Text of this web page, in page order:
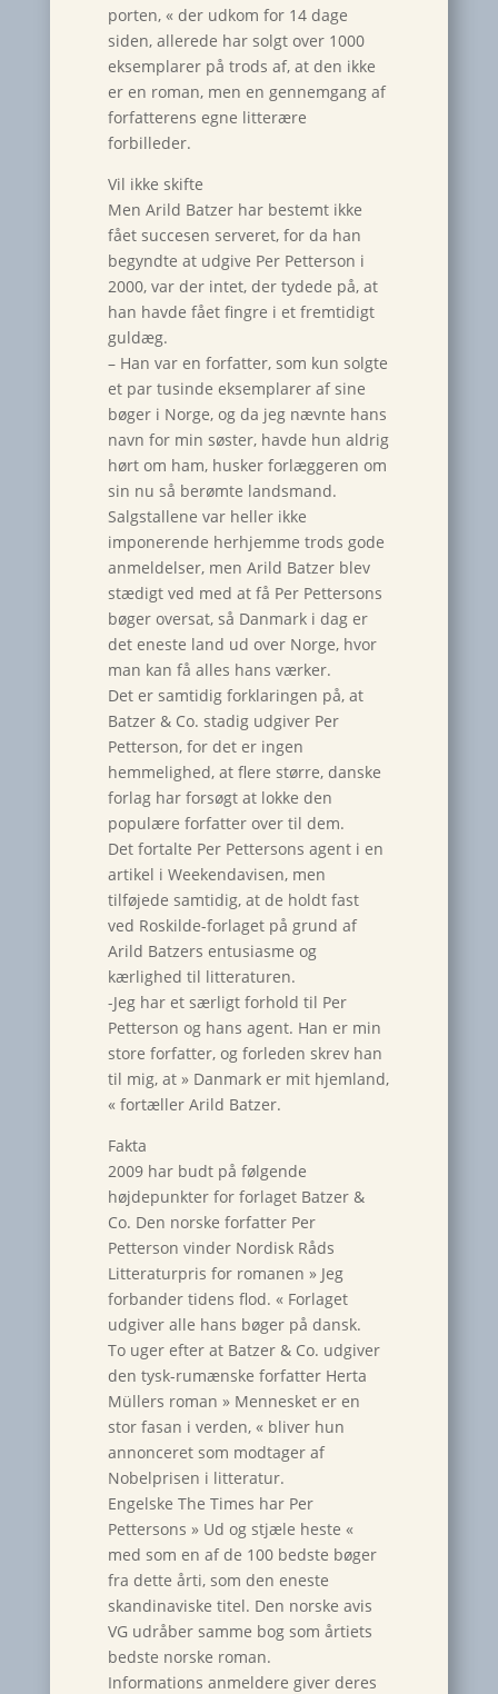
porten, « der udkom for 14 dage
siden, allerede har solgt over 1000
eksemplarer på trods af, at den ikke
er en roman, men en gennemgang af
forfatterens egne litterære
forbilleder.
Vil ikke skifte
Men Arild Batzer har bestemt ikke
fået succesen serveret, for da han
begyndte at udgive Per Petterson i
2000, var der intet, der tydede på, at
han havde fået fingre i et fremtidigt
guldæg.
– Han var en forfatter, som kun solgte
et par tusinde eksemplarer af sine
bøger i Norge, og da jeg nævnte hans
navn for min søster, havde hun aldrig
hørt om ham, husker forlæggeren om
sin nu så berømte landsmand.
Salgstallene var heller ikke
imponerende herhjemme trods gode
anmeldelser, men Arild Batzer blev
stædigt ved med at få Per Pettersons
bøger oversat, så Danmark i dag er
det eneste land ud over Norge, hvor
man kan få alles hans værker.
Det er samtidig forklaringen på, at
Batzer & Co. stadig udgiver Per
Petterson, for det er ingen
hemmelighed, at flere større, danske
forlag har forsøgt at lokke den
populære forfatter over til dem.
Det fortalte Per Pettersons agent i en
artikel i Weekendavisen, men
tilføjede samtidig, at de holdt fast
ved Roskilde-forlaget på grund af
Arild Batzers entusiasme og
kærlighed til litteraturen.
-Jeg har et særligt forhold til Per
Petterson og hans agent. Han er min
store forfatter, og forleden skrev han
til mig, at » Danmark er mit hjemland,
« fortæller Arild Batzer.
Fakta
2009 har budt på følgende
højdepunkter for forlaget Batzer &
Co. Den norske forfatter Per
Petterson vinder Nordisk Råds
Litteraturpris for romanen » Jeg
forbander tidens flod. « Forlaget
udgiver alle hans bøger på dansk.
To uger efter at Batzer & Co. udgiver
den tysk-rumænske forfatter Herta
Müllers roman » Mennesket er en
stor fasan i verden, « bliver hun
annonceret som modtager af
Nobelprisen i litteratur.
Engelske The Times har Per
Pettersons » Ud og stjæle heste «
med som en af de 100 bedste bøger
fra dette årti, som den eneste
skandinaviske titel. Den norske avis
VG udråber samme bog som årtiets
bedste norske roman.
Informations anmeldere giver deres